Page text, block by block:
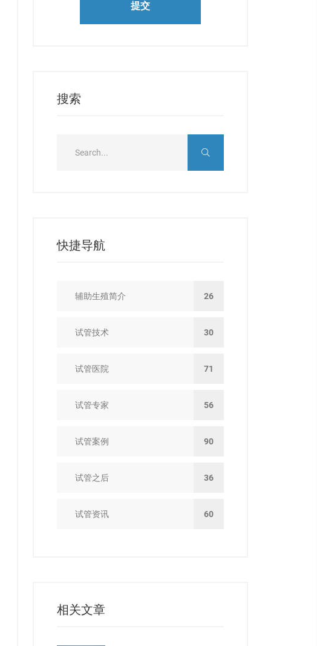
提交
搜索
快捷导航
辅助生殖简介 26
试管技术 30
试管医院 71
试管专家 56
试管案例 90
试管之后 36
试管资讯 60
相关文章